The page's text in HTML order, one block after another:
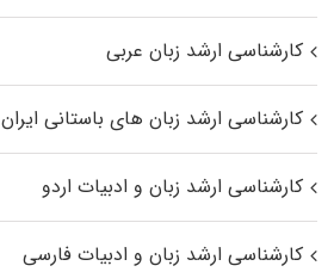
کارشناسی ارشد زبان عربی
کارشناسی ارشد زبان‌ های باستانی ایران
کارشناسی ارشد زبان و ادبیات اردو
کارشناسی ارشد زبان و ادبیات فارسی